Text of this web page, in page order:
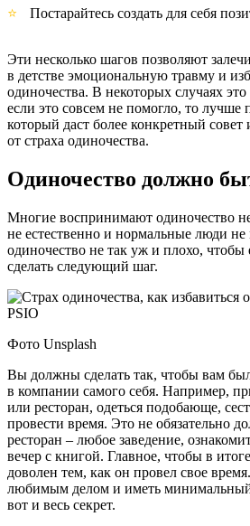
Постарайтесь создать для себя
Эти несколько шагов позволяют
в детстве эмоциональную травму и
одиночества. В некоторых случаях
если это совсем не помогло, то лучше
который даст более конкретный совет
от страха одиночества.
Одиночество должно
Многие воспринимают одиночество
не естественно и нормальные люди
одиночество не так уж и плохо, чтобы
сделать следующий шаг.
Фото Unsplash
Вы должны сделать так, чтобы вам
в компании самого себя. Например,
или ресторан, одеться подобающе,
провести время. Это не обязательно
ресторан – любое заведение,
вечер с книгой. Главное, чтобы в
доволен тем, как он провел свое
любимым делом и иметь
вот и весь секрет.